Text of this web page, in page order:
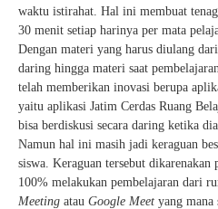
waktu istirahat. Hal ini membuat
30 menit setiap harinya per mata
Dengan materi yang harus diulang
daring hingga materi saat
telah memberikan inovasi berupa
yaitu aplikasi Jatim Cerdas Ruang
bisa berdiskusi secara daring ketika
Namun hal ini masih jadi keraguan
siswa. Keraguan tersebut dikarenakan
100% melakukan pembelajaran dari
Meeting atau Google Meet yang